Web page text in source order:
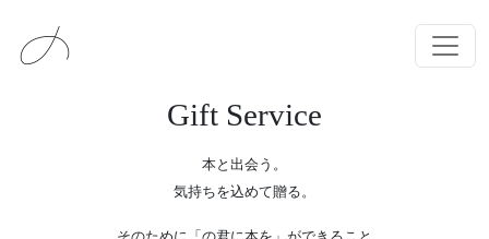
メインナビゲーション
Gift Service
本と出会う。
気持ちを込めて贈る。